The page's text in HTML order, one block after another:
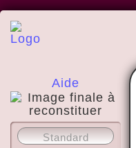
Aide
A propos
Standard